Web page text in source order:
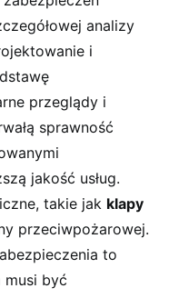
analizy
i
przeglądy i
sprawność
jakość usług.
takie jak klapy
przeciwpożarowej.
to
musi być